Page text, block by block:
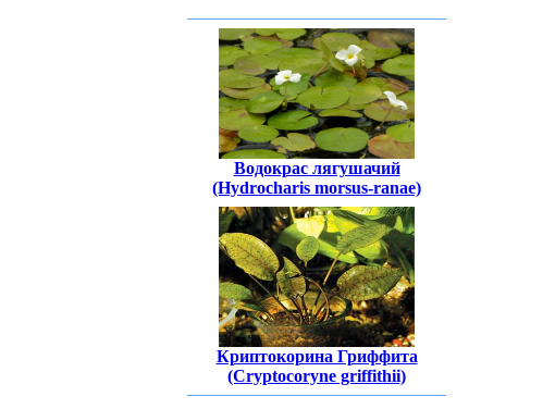
Водокрас лягушачий
(Hydrocharis morsus-ranae)
Криптокорина Гриффита
(Cryptocoryne griffithii)